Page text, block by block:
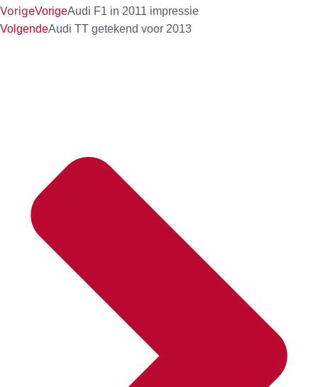
VorigeVorigeAudi F1 in 2011 impressie
VolgendeAudi TT getekend voor 2013